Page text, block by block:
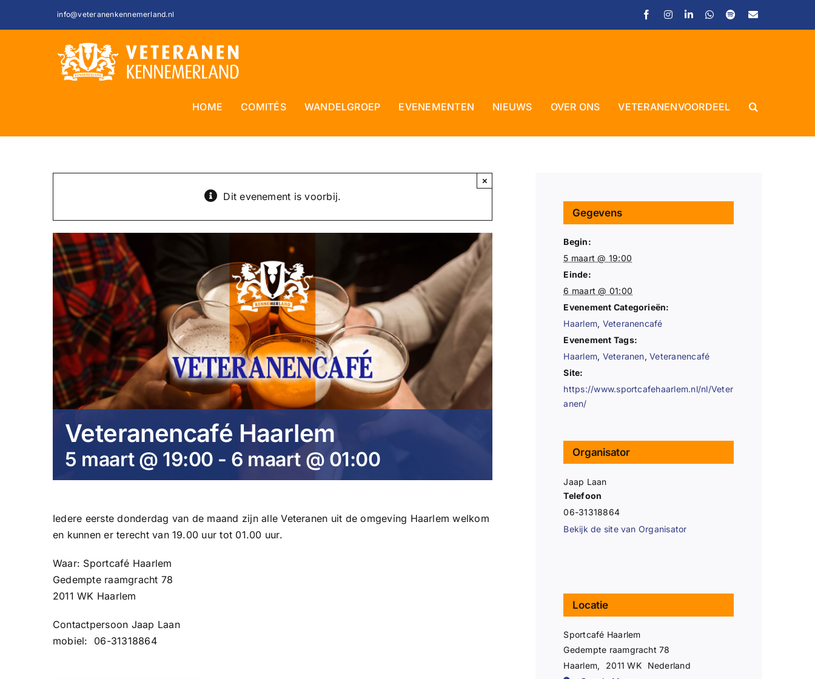
info@veteranenkennemerland.nl FacebookInstagramLinkedInWhatsApp
SpotifyE-
HOME COMITÉS WANDELGROEP EVENEMENTEN NIEUWS OVER ONS VETERANENVOORDEEL
Dit evenement is voorbij.
×
Veteranencafé Haarlem
5 maart @ 19:00 - 6 maart @ 01:00
Iedere eerste donderdag van de maand zijn alle Veteranen uit de omgeving Haarlem welkom
en kunnen er terecht van 19.00 uur tot 01.00 uur.
Waar: Sportcafé Haarlem
Gedempte raamgracht 78
2011 WK Haarlem
Contactpersoon Jaap Laan
mobiel: 06-31318864
Gegevens
Begin:
5 maart @ 19:00
Einde:
6 maart @ 01:00
Evenement Categorieën:
Haarlem, Veteranencafé
Evenement Tags:
Haarlem, Veteranen,Veteranencafé
Site:
https://www.sportcafehaarlem.nl/nl/Veter
anen/
Organisator
Jaap Laan
Telefoon
06-31318864
Bekijk de site van Organisator
Locatie
Sportcafé Haarlem
Gedempte raamgracht 78
Haarlem, 2011 WK
Nederland
Close